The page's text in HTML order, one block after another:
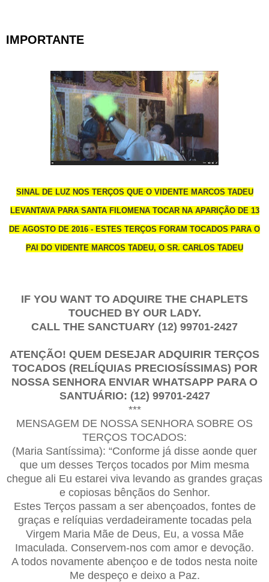
IMPORTANTE
SINAL DE LUZ NOS TERÇOS QUE O VIDENTE MARCOS TADEU
LEVANTAVA PARA SANTA FILOMENA TOCAR NA APARIÇÃO DE 13
DE AGOSTO DE 2016 - ESTES TERÇOS FORAM TOCADOS PARA O
PAI DO VIDENTE MARCOS TADEU, O SR. CARLOS TADEU
IF YOU WANT TO ADQUIRE THE CHAPLETS
TOUCHED BY OUR LADY.
CALL THE SANCTUARY (12) 99701-2427
ATENÇÃO! QUEM DESEJAR ADQUIRIR TERÇOS
TOCADOS (RELÍQUIAS PRECIOSÍSSIMAS) POR
NOSSA SENHORA ENVIAR WHATSAPP PARA O
SANTUÁRIO: (12) 99701-2427
***
MENSAGEM DE NOSSA SENHORA SOBRE OS
TERÇOS TOCADOS:
(Maria Santíssima): “Conforme já disse aonde quer
que um desses Terços tocados por Mim mesma
chegue ali Eu estarei viva levando as grandes graças
e copiosas bênçãos do Senhor.
Estes Terços passam a ser abençoados, fontes de
graças e relíquias verdadeiramente tocadas pela
Virgem Maria Mãe de Deus, Eu, a vossa Mãe
Imaculada. Conservem-nos com amor e devoção.
A todos novamente abençoo e de todos nesta noite
Me despeço e deixo a Paz.